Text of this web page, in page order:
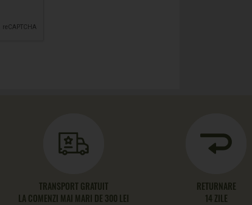
TRANSPORT GRATUIT
LA COMENZI MAI MARI DE 300 LEI
RETURNARE
14 ZILE